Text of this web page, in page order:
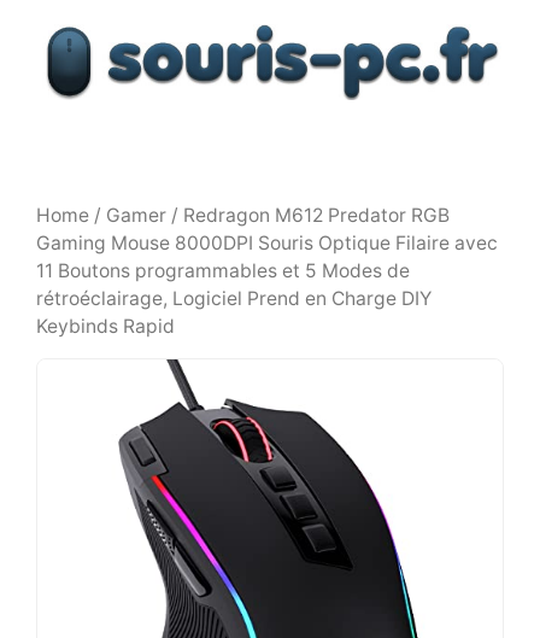
contenu
Home / Gamer / Redragon M612 Predator RGB
Gaming Mouse 8000DPI Souris Optique Filaire avec
11 Boutons programmables et 5 Modes de
rétroéclairage, Logiciel Prend en Charge DIY
Keybinds Rapid